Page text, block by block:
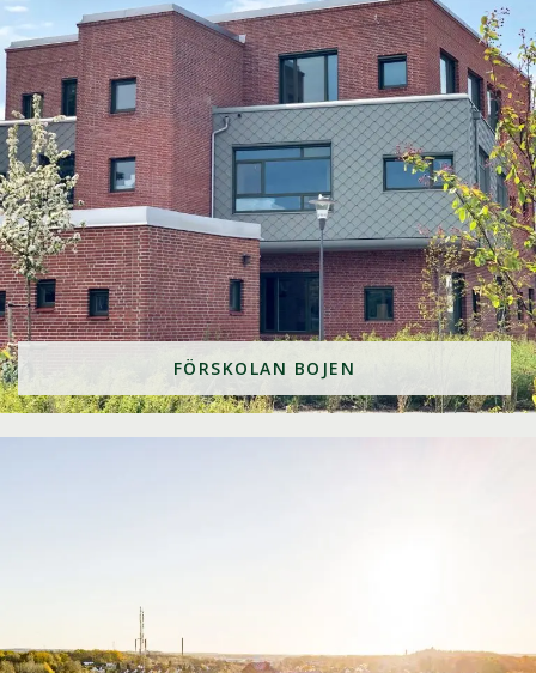
FÖRSKOLAN BOJEN